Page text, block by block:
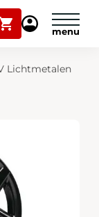
Mijn
Lichtmetalen